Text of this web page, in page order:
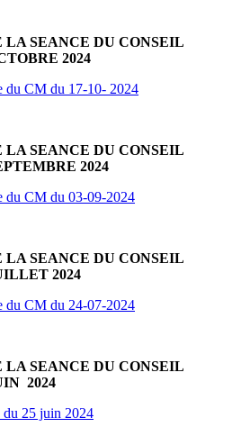
LA SEANCE DU CONSEIL
2024
du CM du 17-10- 2024
LA SEANCE DU CONSEIL
2024
du CM du 03-09-2024
LA SEANCE DU CONSEIL
2024
du CM du 24-07-2024
LA SEANCE DU CONSEIL
2024
du 25 juin 2024